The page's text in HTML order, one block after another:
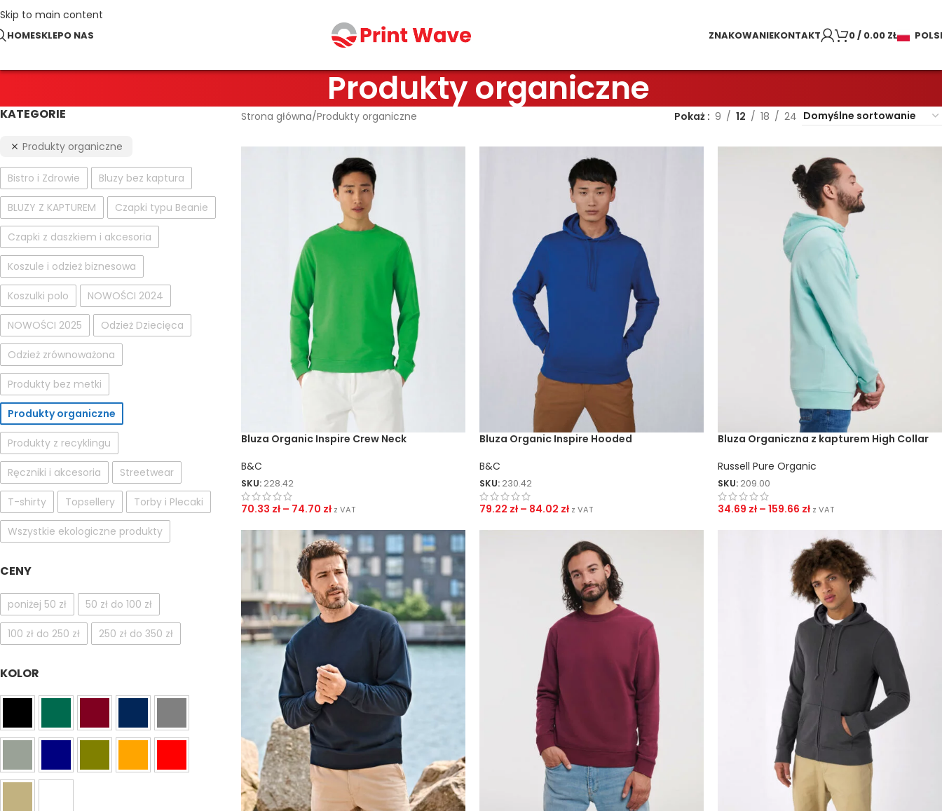
Skip to main content
HOMESKLEPO NAS ZNAKOWANIE
Sitodruk Transferowy
Sitodruk Bezpośredni
DTF
Flex / Flock
Haft
KONTAKT 0/ 0.00 ZŁ
Produkty organiczne
KATEGORIE
Produkty organiczne
Bistro i Zdrowie Bluzy bez kaptura
BLUZY Z KAPTUREM Czapki typu Beanie
Czapki z daszkiem i akcesoria
Koszule i odzież biznesowa
Koszulki polo NOWOŚCI 2024
NOWOŚCI 2025 Odzież Dziecięca
Odzież zrównoważona
Produkty bez metki
Produkty organiczne
Produkty z recyklingu
Ręczniki i akcesoria Streetwear
T-shirty Topsellery Torby i Plecaki
Wszystkie ekologiczne produkty
CENY
poniżej 50 zł 50 zł do 100 zł
100 zł do 250 zł 250 zł do 350 zł
KOLOR
Strona główna Produkty organiczne Pokaż 9 12 18 24
Bluza Organic Inspire Crew Neck
B&C
SKU: 228.42
70.33 zł – 74.70 zł z VAT
Bluza Organic Inspire Hooded
B&C
SKU: 230.42
79.22 zł – 84.02 zł z VAT
Bluza Organiczna z kapturem High Collar
Russell Pure Organic
SKU: 209.00
34.69 zł – 159.66 zł z VAT